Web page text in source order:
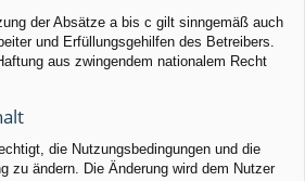
der Absätze a bis c gilt sinngemäß auch
und Erfüllungsgehilfen des Betreibers.
aus zwingendem nationalem Recht
die Nutzungsbedingungen und die
zu ändern. Die Änderung wird dem Nutzer